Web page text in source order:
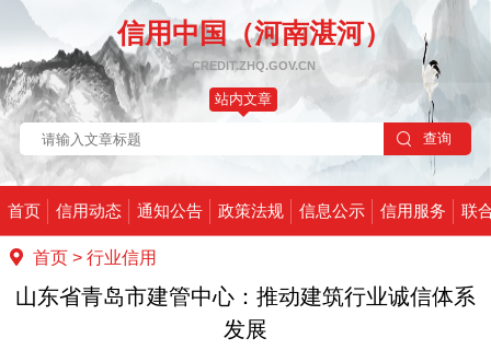
信用中国（河南湛河）
CREDIT.ZHQ.GOV.CN
站内文章
首页 信用动态 通知公告 政策法规 信息公示 信用服务 联
首页> 行业信用
山东省青岛市建管中心：推动建筑行业诚信体系
发展